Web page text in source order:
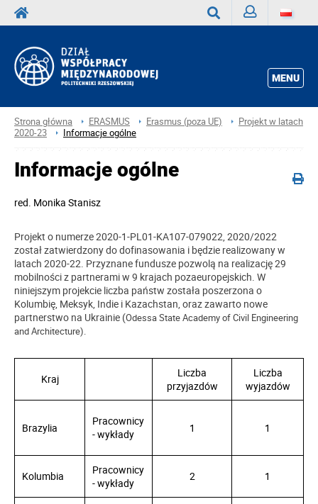
MENU
Strona główna ERASMUS Erasmus (poza UE)
Projekt w latach
2020-23
Informacje ogólne
Informacje ogólne
red. Monika Stanisz
Projekt o numerze 2020-1-PL01-KA107-079022, 2020/2022
został zatwierdzony do dofinasowania i będzie realizowany w
latach 2020-22. Przyznane fundusze pozwolą na realizację 29
mobilności z partnerami w 9 krajach pozaeuropejskich. W
niniejszym projekcie liczba państw została poszerzona o
Kolumbię, Meksyk, Indie i Kazachstan, oraz zawarto nowe
partnerstwo na Ukrainie (Odessa State Academy of Civil Engineering
and Architecture).
Kraj
Liczba
przyjazdów
Liczba
wyjazdów
Brazylia
Pracownicy
- wykłady
1 1
Kolumbia
Pracownicy
- wykłady
2 1